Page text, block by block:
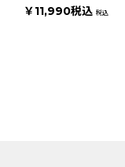
￥11,990税込 税込